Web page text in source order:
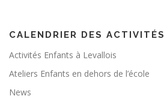
CALENDRIER DES ACTIVITÉS
Activités Enfants à Levallois
Ateliers Enfants en dehors de l’école
News